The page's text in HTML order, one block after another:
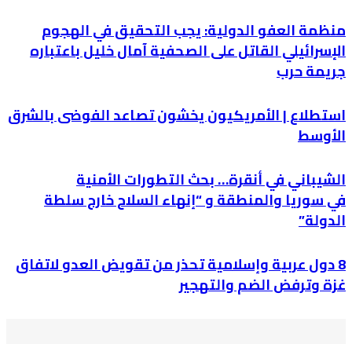
منظمة العفو الدولية: يجب التحقيق في الهجوم
الإسرائيلي القاتل على الصحفية آمال خليل باعتباره
جريمة حرب
استطلاع | الأمريكيون يخشون تصاعد الفوضى بالشرق
الأوسط
الشيباني في أنقرة… بحث التطورات الأمنية
في سوريا والمنطقة و “إنهاء السلاح خارج سلطة
الدولة”
8 دول عربية وإسلامية تحذر من تقويض العدو لاتفاق
غزة وترفض الضم والتهجير